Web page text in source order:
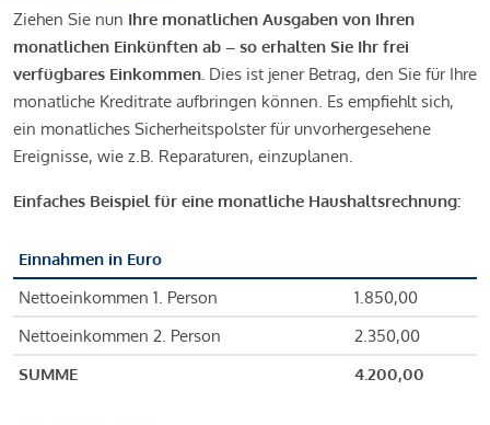
Ziehen Sie nun Ihre monatlichen Ausgaben von Ihren
monatlichen Einkünften ab – so erhalten Sie Ihr frei
verfügbares Einkommen. Dies ist jener Betrag, den Sie für Ihre
monatliche Kreditrate aufbringen können. Es empfiehlt sich,
ein monatliches Sicherheitspolster für unvorhergesehene
Ereignisse, wie z.B. Reparaturen, einzuplanen.
Einfaches Beispiel für eine monatliche Haushaltsrechnung:
Einnahmen in Euro
Nettoeinkommen 1. Person
1.850,00
Nettoeinkommen 2. Person
2.350,00
SUMME
4.200,00